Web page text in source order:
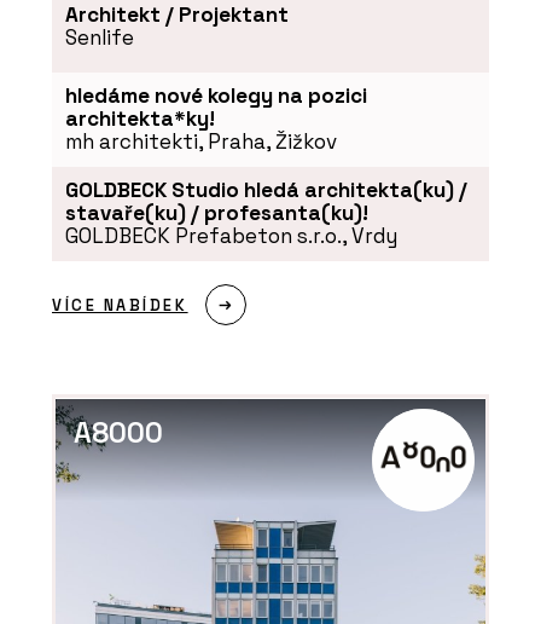
Architekt / Projektant
Senlife
hledáme nové kolegy na pozici
architekta*ky!
mh architekti, Praha, Žižkov
GOLDBECK Studio hledá architekta(ku) /
stavaře(ku) / profesanta(ku)!
GOLDBECK Prefabeton s.r.o., Vrdy
VÍCE NABÍDEK
A8000